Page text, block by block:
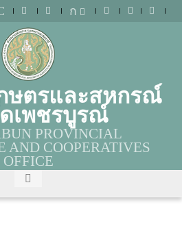
ก
ษตรและสหกรณ์
เพชรบูรณ์
PROVINCIAL
AND COOPERATIVES
OFFICE